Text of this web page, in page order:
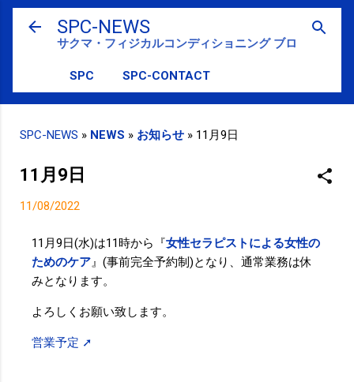
スキップしてメイン コンテンツに移動
SPC-NEWS
サクマ・フィジカルコンディショニング ブログ
SPC SPC-CONTACT
SPC-NEWS » NEWS » お知らせ » 11月9日
11月9日
11/08/2022
11月9日(水)は11時から『女性セラピストによる女性の
ためのケア 』(事前完全予約制)となり、通常業務は休
みとなります。
よろしくお願い致します。
営業予定 ➚